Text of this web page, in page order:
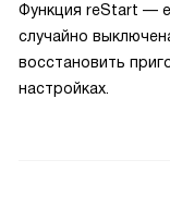
Функция reStart —
случайно
восстановить
настройках.